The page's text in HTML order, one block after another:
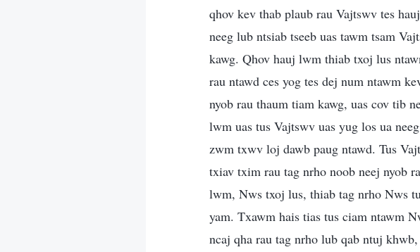
qhov kev thab plaub rau Vajtswv tes
neeg lub ntsiab tseeb uas tawm tsam
kawg. Qhov hauj lwm thiab txoj lus
rau ntawd ces yog tes dej num ntawm
nyob rau thaum tiam kawg, uas cov tib
lwm uas tus Vajtswv uas yug los ua
zwm txwv loj dawb paug ntawd. Tus
txiav txim rau tag nrho noob neej nyob
lwm, Nws txoj lus, thiab tag nrho Nws
yam. Txawm hais tias tus ciam ntawm
ncaj qha rau tag nrho lub qab ntuj